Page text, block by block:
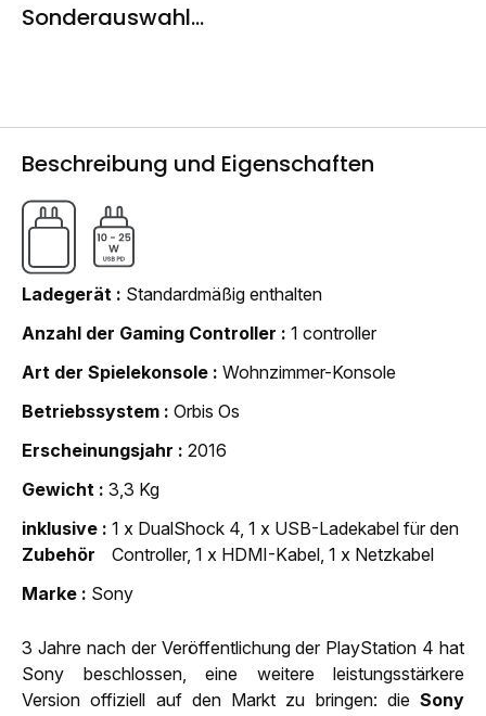
Sonderauswahl...
Beschreibung und Eigenschaften
Ladegerät
Standardmäßig enthalten
Anzahl der Gaming Controller
1 controller
Art der Spielekonsole
Wohnzimmer-Konsole
Betriebssystem
Orbis Os
Erscheinungsjahr
2016
Gewicht
3,3 Kg
inklusive
Zubehör
1 x DualShock 4, 1 x USB-Ladekabel für den
Controller, 1 x HDMI-Kabel, 1 x Netzkabel
Marke
Sony
3 Jahre nach der Veröffentlichung der PlayStation 4 hat
Sony beschlossen, eine weitere leistungsstärkere
Version offiziell auf den Markt zu bringen: die Sony